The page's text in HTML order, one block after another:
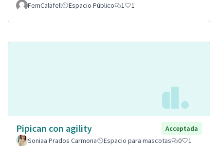
FemCalafell Espacio Público 1 1
Pipican con agility
Acceptada
Soniaa Prados Carmona
Espacio para mascotas 0 1